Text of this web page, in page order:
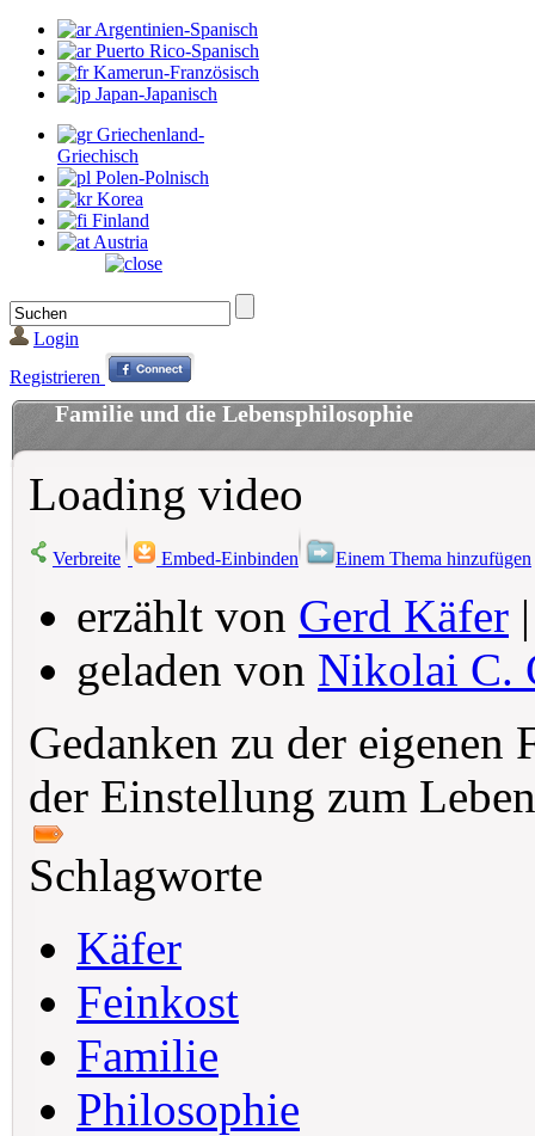
Argentinien-Spanisch
Puerto Rico-Spanisch
Kamerun-Französisch
Japan-Japanisch
Griechenland-
Griechisch
Polen-Polnisch
Korea
Finland
Austria
Login
Registrieren
Familie und die Lebensphilosophie
Loading video
Verbreite Embed-Einbinden Einem Thema hinzufügen
erzählt von Gerd Käfer
geladen von Nikolai C.
Gedanken zu der
der Einstellung zum
Schlagworte
Käfer
Feinkost
Familie
Philosophie